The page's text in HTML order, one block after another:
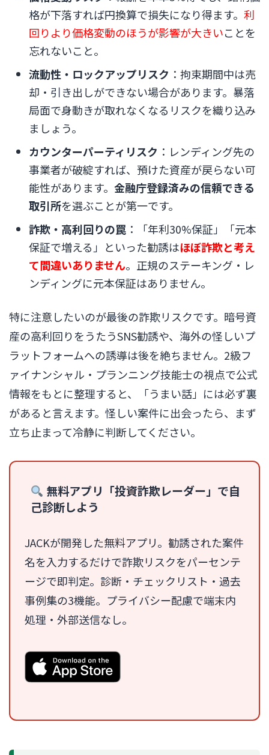
格が下落すれば円換算で損失になり得ます。 利
回りより価格変動のほうが影響が大きいことを
忘れないこと。
流動性・ロックアップリスク ：拘束期間中は売
却・引き出しができない場合があります。暴落
局面で身動きが取れなくなるリスクを織り込み
ましょう。
カウンターパーティリスク ：レンディング先の
事業者が破綻すれば、預けた資産が戻らない可
能性があります。 金融庁登録済みの信頼できる
取引所を選ぶことが第一です。
詐欺・高利回りの罠 ：「年利30%保証」「元本
保証で増える」といった勧誘はほぼ詐欺と考え
て間違いありません。正規のステーキング・レ
ンディングに元本保証はありません。
特に注意したいのが最後の詐欺リスクです。暗号資
産の高利回りをうたうSNS勧誘や、海外の怪しいプ
ラットフォームへの誘導は後を絶ちません。2級フ
ァイナンシャル・プランニング技能士の視点で公式
情報をもとに整理すると、「うまい話」には必ず裏
があると言えます。怪しい案件に出会ったら、まず
立ち止まって冷静に判断してください。
無料アプリ「投資詐欺レーダー」で自
己診断しよう
JACKが開発した無料アプリ。勧誘された案件
名を入力するだけで詐欺リスクをパーセンテ
ージで即判定。診断・チェックリスト・過去
事例集の3機能。プライバシー配慮で端末内
処理・外部送信なし。